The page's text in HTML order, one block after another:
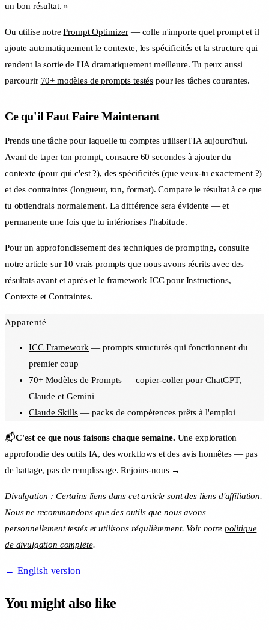
un bon résultat. »
Ou utilise notrePrompt Optimizer — colle n'importe quel prompt et il
ajoute automatiquement le contexte, les spécificités et la structure qui
rendent la sortie de l'IA dramatiquement meilleure. Tu peux aussi
parcourir 70+ modèles de prompts testés pour les tâches courantes.
Ce qu'il Faut Faire Maintenant
Prends une tâche pour laquelle tu comptes utiliser l'IA aujourd'hui.
Avant de taper ton prompt, consacre 60 secondes à ajouter du
contexte (pour qui c'est ?), des spécificités (que veux-tu exactement ?)
et des contraintes (longueur, ton, format). Compare le résultat à ce que
tu obtiendrais normalement. La différence sera évidente — et
permanente une fois que tu intériorises l'habitude.
Pour un approfondissement des techniques de prompting, consulte
notre article sur 10 vrais prompts que nous avons récrits avec des
résultats avant et aprèset leframework ICCpour Instructions,
Contexte et Contraintes.
Apparenté
ICC Framework — prompts structurés qui fonctionnent du
premier coup
70+ Modèles de Prompts — copier-coller pour ChatGPT,
Claude et Gemini
Claude Skills — packs de compétences prêts à l'emploi
📬C'est ce que nous faisons chaque semaine. Une exploration
approfondie des outils IA, des workflows et des avis honnêtes — pas
de battage, pas de remplissage.Rejoins-nous →
Divulgation : Certains liens dans cet article sont des liens d'affiliation.
Nous ne recommandons que des outils que nous avons
personnellement testés et utilisons régulièrement. Voir notre politique
de divulgation complète.
← English version
You might also like